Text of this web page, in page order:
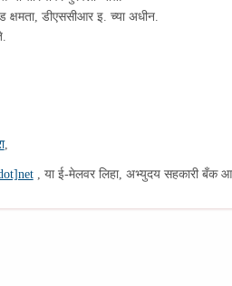
क्षमता, डीएससीआर इ. च्या अधीन.
,
, या ई-मेलवर लिहा, अभ्युदय सहकारी बँक